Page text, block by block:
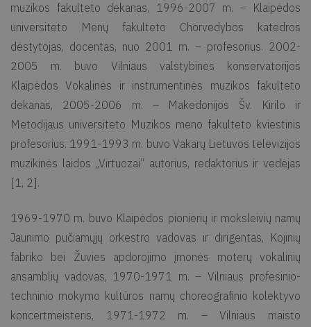
muzikos fakulteto dekanas, 1996-2007 m. – Klaipėdos
universiteto Menų fakulteto Chorvedybos katedros
dėstytojas, docentas, nuo 2001 m. – profesorius. 2002-
2005 m. buvo Vilniaus valstybinės konservatorijos
Klaipėdos Vokalinės ir instrumentinės muzikos fakulteto
dekanas, 2005-2006 m. – Makedonijos Šv. Kirilo ir
Metodijaus universiteto Muzikos meno fakulteto kviestinis
profesorius. 1991-1993 m. buvo Vakarų Lietuvos televizijos
muzikinės laidos „Virtuozai“ autorius, redaktorius ir vedėjas
[1, 2].
1969-1970 m. buvo Klaipėdos pionierių ir moksleivių namų
Jaunimo pučiamųjų orkestro vadovas ir dirigentas, Kojinių
fabriko bei Žuvies apdorojimo įmonės moterų vokalinių
ansamblių vadovas, 1970-1971 m. – Vilniaus profesinio-
techninio mokymo kultūros namų choreografinio kolektyvo
koncertmeisteris, 1971-1972 m. – Vilniaus maisto